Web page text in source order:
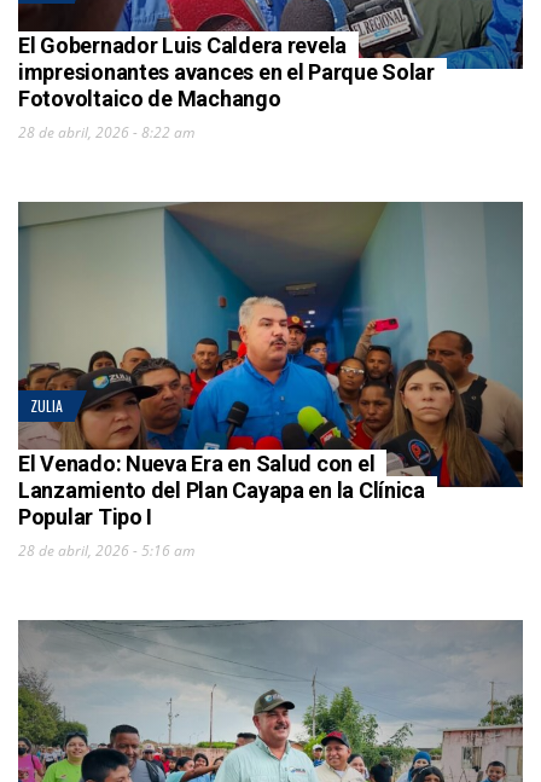
El Gobernador Luis Caldera revela
impresionantes avances en el Parque Solar
Fotovoltaico de Machango
28 de abril, 2026 - 8:22 am
ZULIA
El Venado: Nueva Era en Salud con el
Lanzamiento del Plan Cayapa en la Clínica
Popular Tipo I
28 de abril, 2026 - 5:16 am